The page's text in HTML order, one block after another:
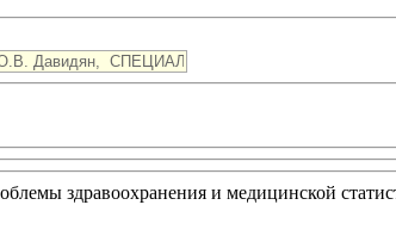
здравоохранения и медицинской